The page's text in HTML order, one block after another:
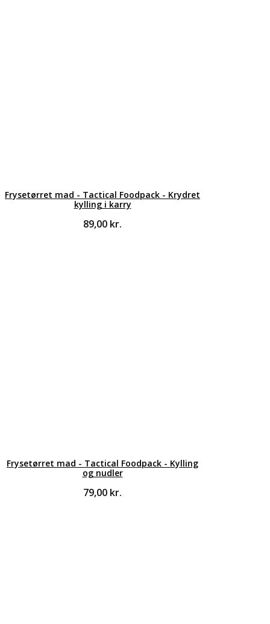
Frysetørret mad - Tactical Foodpack - Krydret
kylling i karry
89,00 kr.
Frysetørret mad - Tactical Foodpack - Kylling
og nudler
79,00 kr.